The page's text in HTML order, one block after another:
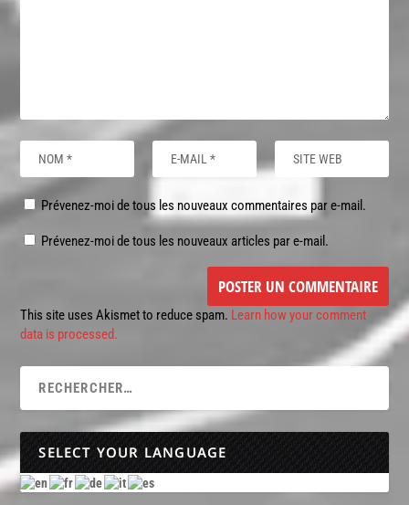
Prévenez-moi de tous les nouveaux commentaires par e-mail.
Prévenez-moi de tous les nouveaux articles par e-mail.
This site uses Akismet to reduce spam. Learn how your comment
data is processed.
SELECT YOUR LANGUAGE